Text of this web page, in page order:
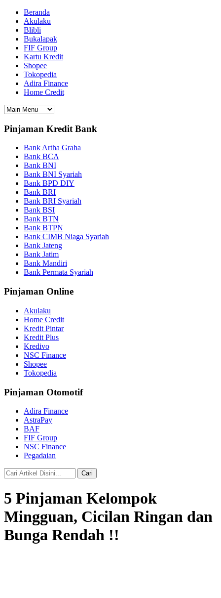
Beranda
Akulaku
Blibli
Bukalapak
FIF Group
Kartu Kredit
Shopee
Tokopedia
Adira Finance
Home Credit
Pinjaman Kredit Bank
Bank Artha Graha
Bank BCA
Bank BNI
Bank BNI Syariah
Bank BPD DIY
Bank BRI
Bank BRI Syariah
Bank BSI
Bank BTN
Bank BTPN
Bank CIMB Niaga Syariah
Bank Jateng
Bank Jatim
Bank Mandiri
Bank Permata Syariah
Pinjaman Online
Akulaku
Home Credit
Kredit Pintar
Kredit Plus
Kredivo
NSC Finance
Shopee
Tokopedia
Pinjaman Otomotif
Adira Finance
AstraPay
BAF
FIF Group
NSC Finance
Pegadaian
Cari
5 Pinjaman Kelompok
Mingguan, Cicilan Ringan dan
Bunga Rendah !!